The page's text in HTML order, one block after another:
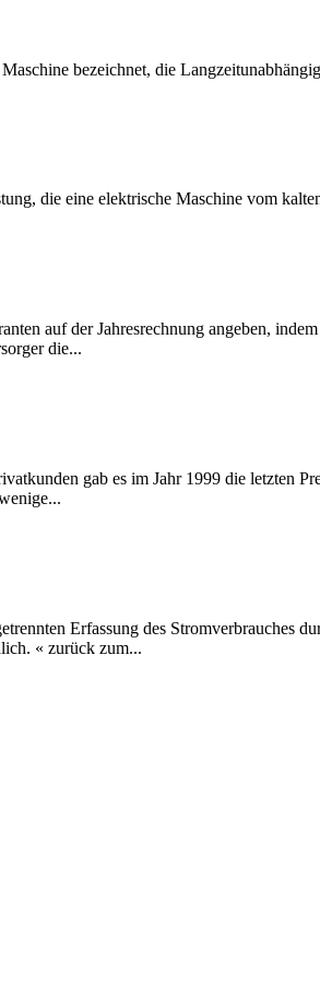
bezeichnet, die
die eine elektrische Maschine vom
auf der Jahresrechnung angeben,
die...
gab es im Jahr 1999 die letzten
Erfassung des Stromverbrauches
« zurück zum...